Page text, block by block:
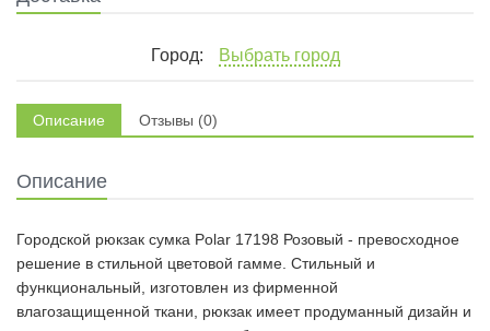
Город: Выбрать город
Описание Отзывы (0)
Описание
Городской рюкзак сумка Polar 17198 Розовый - превосходное
решение в стильной цветовой гамме. Стильный и
функциональный, изготовлен из фирменной
влагозащищенной ткани, рюкзак имеет продуманный дизайн и